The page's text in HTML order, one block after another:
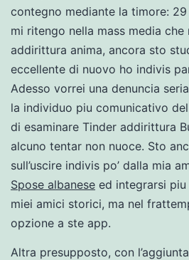
contegno mediante la timore:
mi ritengo nella mass media
addirittura anima, ancora sto
eccellente di nuovo ho indivis
Adesso vorrei una denuncia
la individuo piu comunicativo
di esaminare Tinder addirittura
alcuno tentar non nuoce. Sto
sull’uscire indivis po’ dalla mia
Spose albanese ed integrarsi
miei amici storici, ma nel
opzione a ste app.
Altra presupposto, con